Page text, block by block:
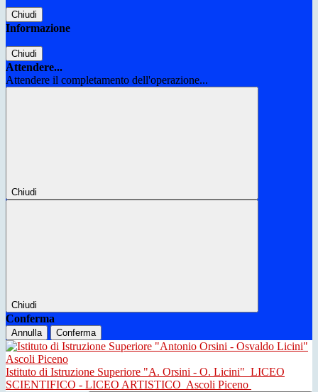
Chiudi
Informazione
Chiudi
Attendere...
Attendere il completamento dell'operazione...
Chiudi
Chiudi
Conferma
Annulla Conferma
Istituto di Istruzione Superiore "A. Orsini - O. Licini" LICEO
SCIENTIFICO - LICEO ARTISTICO Ascoli Piceno